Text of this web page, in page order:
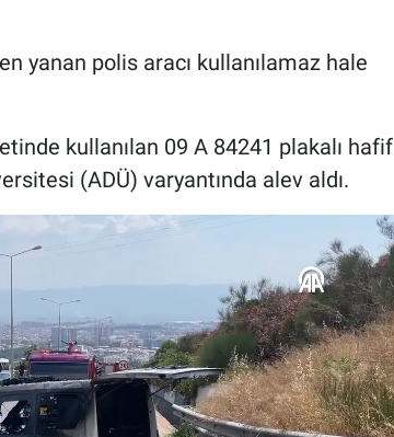
yanan polis aracı kullanılamaz hale
kullanılan 09 A 84241 plakalı hafif
(ADÜ) varyantında alev aldı.